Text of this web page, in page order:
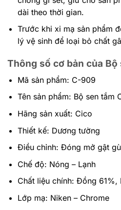
dài theo thời gian.
Trước khi xi mạ sản phẩm
lý vệ sinh để loại bỏ chất
Thông số cơ bản của
Mã sản phẩm: C-909
Tên sản phẩm: Bộ sen tắm
Hãng sản xuất: Cico
Thiết kế: Dương tường
Điều chỉnh: Đóng mở gật
Chế độ: Nóng – Lạnh
Chất liệu chính: Đồng 61%,
Lớp mạ: Niken – Chrome